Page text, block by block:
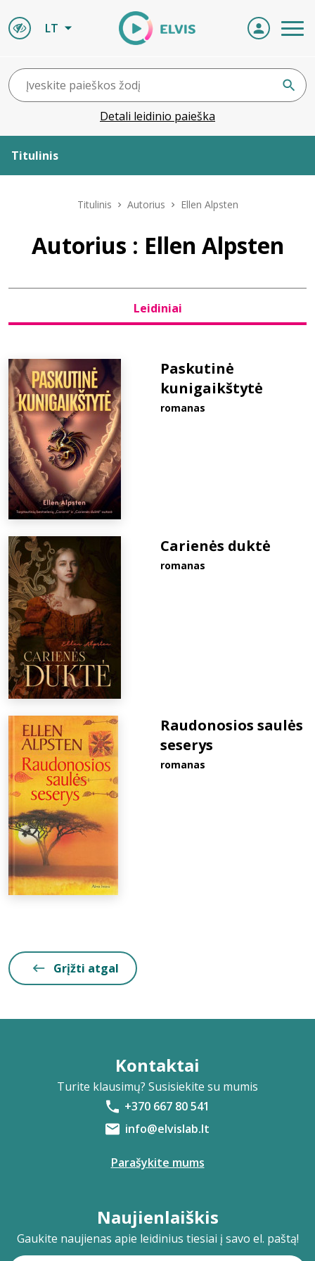
LT
Detali leidinio paieška
Titulinis
Leidiniai
D.U.K.
Titulinis Autorius Ellen Alpsten
Autorius : Ellen Alpsten
Leidiniai
Paskutinė
kunigaikštytė
romanas
Carienės duktė
romanas
Raudonosios saulės
seserys
romanas
Grįžti atgal
Kontaktai
Turite klausimų? Susisiekite su mumis
+370 667 80 541
info@elvislab.lt
Parašykite mums
Naujienlaiškis
Gaukite naujienas apie leidinius tiesiai į savo el. paštą!